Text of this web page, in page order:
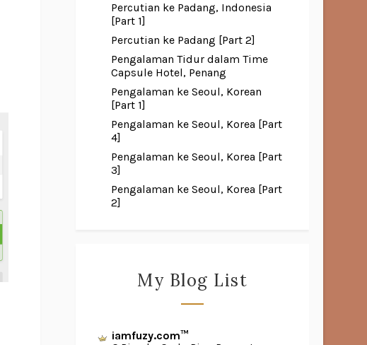
Percutian ke Padang, Indonesia
[Part 1]
Percutian ke Padang [Part 2]
Pengalaman Tidur dalam Time
Capsule Hotel, Penang
Pengalaman ke Seoul, Korean
[Part 1]
Pengalaman ke Seoul, Korea [Part
4]
Pengalaman ke Seoul, Korea [Part
3]
Pengalaman ke Seoul, Korea [Part
2]
My Blog List
iamfuzy.com™